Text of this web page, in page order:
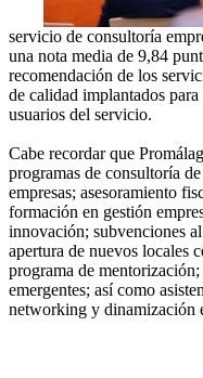
servicio de consultoría
una nota media de 9,84
recomendación de los
de calidad implantados
usuarios del servicio.
Cabe recordar que
programas de consultoría
empresas; asesoramiento
formación en gestión
innovación; subvenciones
apertura de nuevos locales
programa de
emergentes; así como
networking y dinamización